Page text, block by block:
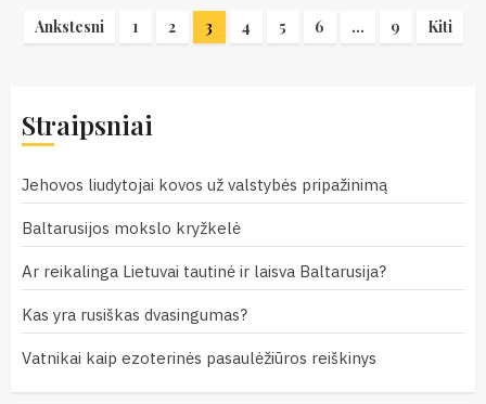
Įrašų
Ankstesni 1 2 3 4 5 6 … 9 Kiti
Straipsniai
Jehovos liudytojai kovos už valstybės pripažinimą
Baltarusijos mokslo kryžkelė
Ar reikalinga Lietuvai tautinė ir laisva Baltarusija?
Kas yra rusiškas dvasingumas?
Vatnikai kaip ezoterinės pasaulėžiūros reiškinys